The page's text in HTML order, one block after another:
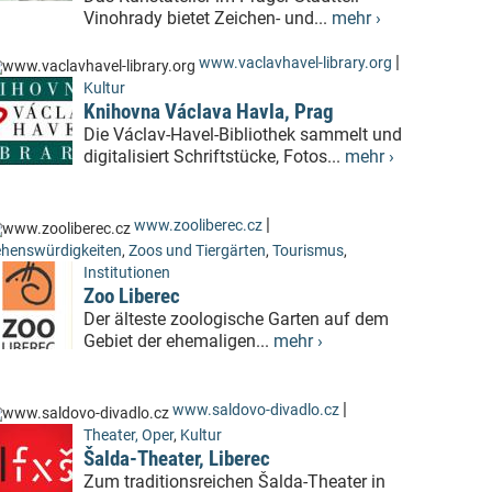
Vinohrady bietet Zeichen- und... mehr ›
www.vaclavhavel-library.org |
Kultur
Knihovna Václava Havla, Prag
Die Václav-Havel-Bibliothek sammelt und
digitalisiert Schriftstücke, Fotos... mehr ›
www.zooliberec.cz |
, Zoos und Tiergärten, Tourismus,
Institutionen
Zoo Liberec
Der älteste zoologische Garten auf dem
Gebiet der ehemaligen... mehr ›
www.saldovo-divadlo.cz |
Theater, Oper, Kultur
Šalda-Theater, Liberec
Zum traditionsreichen Šalda-Theater in